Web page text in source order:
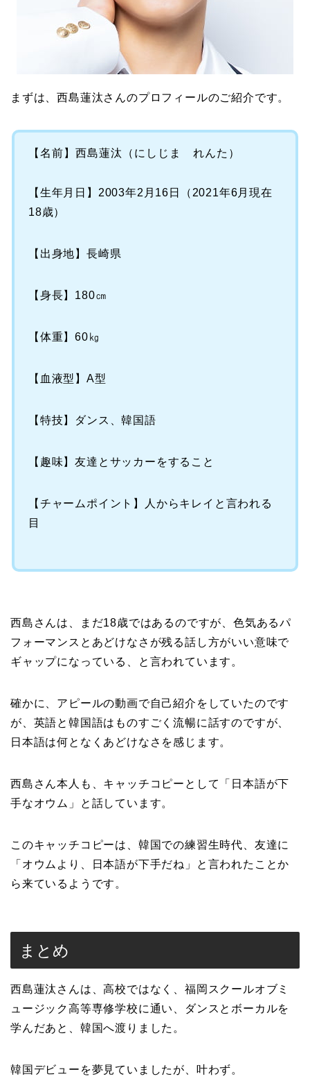
まずは、西島蓮汰さんのプロフィールのご紹介です。
【名前】西島蓮汰（にしじま れんた）
【生年月日】2003年2月16日（2021年6月現在
18歳）
【出身地】長崎県
【身長】180㎝
【体重】60㎏
【血液型】A型
【特技】ダンス、韓国語
【趣味】友達とサッカーをすること
【チャームポイント】人からキレイと言われる
目
西島さんは、まだ18歳ではあるのですが、色気あるパ
フォーマンスとあどけなさが残る話し方がいい意味で
ギャップになっている、と言われています。
確かに、アピールの動画で自己紹介をしていたのです
が、英語と韓国語はものすごく流暢に話すのですが、
日本語は何となくあどけなさを感じます。
西島さん本人も、キャッチコピーとして「日本語が下
手なオウム」と話しています。
このキャッチコピーは、韓国での練習生時代、友達に
「オウムより、日本語が下手だね」と言われたことか
ら来ているようです。
まとめ
西島蓮汰さんは、高校ではなく、福岡スクールオブミ
ュージック高等専修学校に通い、ダンスとボーカルを
学んだあと、韓国へ渡りました。
韓国デビューを夢見ていましたが、叶わず。